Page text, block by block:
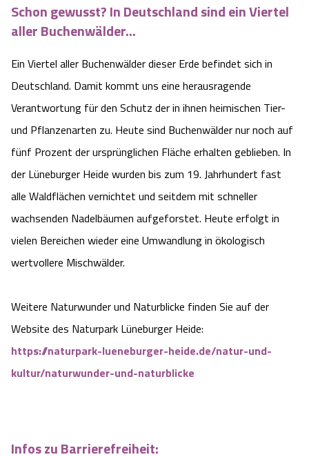
Schon gewusst? In Deutschland sind ein Viertel
aller Buchenwälder...
Ein Viertel aller Buchenwälder dieser Erde befindet sich in
Deutschland. Damit kommt uns eine herausragende
Verantwortung für den Schutz der in ihnen heimischen Tier-
und Pflanzenarten zu. Heute sind Buchenwälder nur noch auf
fünf Prozent der ursprünglichen Fläche erhalten geblieben. In
der Lüneburger Heide wurden bis zum 19. Jahrhundert fast
alle Waldflächen vernichtet und seitdem mit schneller
wachsenden Nadelbäumen aufgeforstet. Heute erfolgt in
vielen Bereichen wieder eine Umwandlung in ökologisch
wertvollere Mischwälder.
Weitere Naturwunder und Naturblicke finden Sie auf der
Website des Naturpark Lüneburger Heide:
https://naturpark-lueneburger-heide.de/natur-und-
kultur/naturwunder-und-naturblicke
Infos zu Barrierefreiheit: